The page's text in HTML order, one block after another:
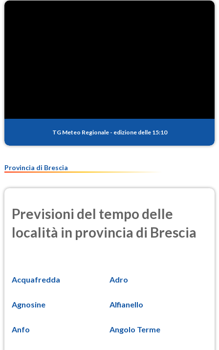
TG Meteo Regionale - edizione delle 15:10
Provincia di Brescia
Previsioni del tempo delle
località in provincia di Brescia
Acquafredda Adro
Agnosine Alfianello
Anfo Angolo Terme